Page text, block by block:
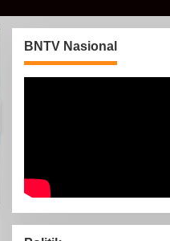
05/Banjit Melaksanakan
Pengamanan Pawai Ogoh
ogoh Di Wilayah Bali
BNTV Nasional